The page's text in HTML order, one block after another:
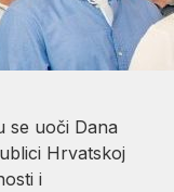
se uoči Dana
Hrvatskoj
i